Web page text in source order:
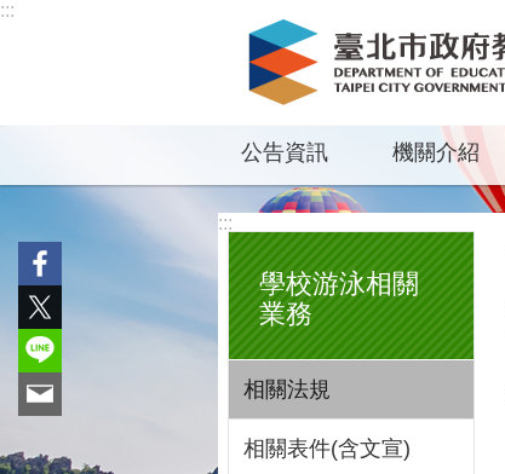
跳到主要內容區塊
:::
公告資訊 機關介紹
:::
學校游泳相關
業務
相關法規
相關表件(含文宣)